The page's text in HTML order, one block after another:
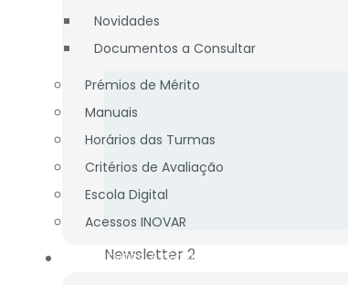
Novidades
Documentos a Consultar
Prémios de Mérito
Manuais
Horários das Turmas
Critérios de Avaliação
Escola Digital
Acessos INOVAR
DOCENTES / TÉCNICOS
Newsletter 2